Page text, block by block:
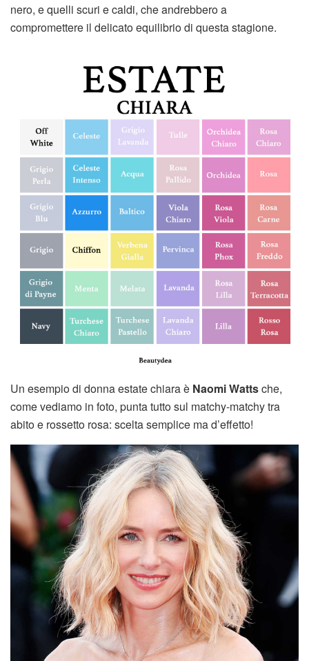
nero, e quelli scuri e caldi, che andrebbero a
compromettere il delicato equilibrio di questa stagione.
Un esempio di donna estate chiara è Naomi Wattsche,
come vediamo in foto, punta tutto sul matchy-matchy tra
abito e rossetto rosa: scelta semplice ma d’effetto!